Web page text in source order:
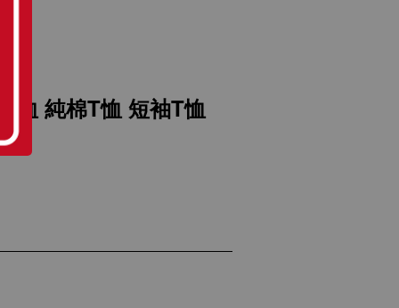
恤 純棉T恤 短袖T恤